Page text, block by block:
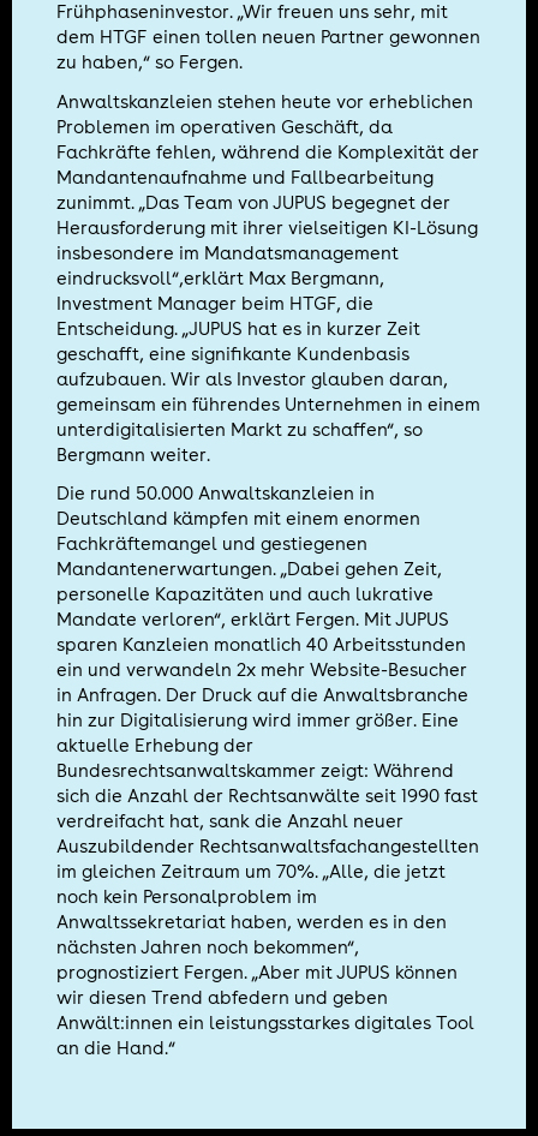
Frühphaseninvestor. „Wir freuen uns sehr, mit
dem HTGF einen tollen neuen Partner gewonnen
zu haben,“ so Fergen.
Anwaltskanzleien stehen heute vor erheblichen
Problemen im operativen Geschäft, da
Fachkräfte fehlen, während die Komplexität der
Mandantenaufnahme und Fallbearbeitung
zunimmt. „Das Team von JUPUS begegnet der
Herausforderung mit ihrer vielseitigen KI-Lösung
insbesondere im Mandatsmanagement
eindrucksvoll“,erklärt Max Bergmann,
Investment Manager beim HTGF, die
Entscheidung. „JUPUS hat es in kurzer Zeit
geschafft, eine signifikante Kundenbasis
aufzubauen. Wir als Investor glauben daran,
gemeinsam ein führendes Unternehmen in einem
unterdigitalisierten Markt zu schaffen“, so
Bergmann weiter.
Die rund 50.000 Anwaltskanzleien in
Deutschland kämpfen mit einem enormen
Fachkräftemangel und gestiegenen
Mandantenerwartungen. „Dabei gehen Zeit,
personelle Kapazitäten und auch lukrative
Mandate verloren“, erklärt Fergen. Mit JUPUS
sparen Kanzleien monatlich 40 Arbeitsstunden
ein und verwandeln 2x mehr Website-Besucher
in Anfragen. Der Druck auf die Anwaltsbranche
hin zur Digitalisierung wird immer größer. Eine
aktuelle Erhebung der
Bundesrechtsanwaltskammer zeigt: Während
sich die Anzahl der Rechtsanwälte seit 1990 fast
verdreifacht hat, sank die Anzahl neuer
Auszubildender Rechtsanwaltsfachangestellten
im gleichen Zeitraum um 70%. „Alle, die jetzt
noch kein Personalproblem im
Anwaltssekretariat haben, werden es in den
nächsten Jahren noch bekommen“,
prognostiziert Fergen. „Aber mit JUPUS können
wir diesen Trend abfedern und geben
Anwält:innen ein leistungsstarkes digitales Tool
an die Hand.“